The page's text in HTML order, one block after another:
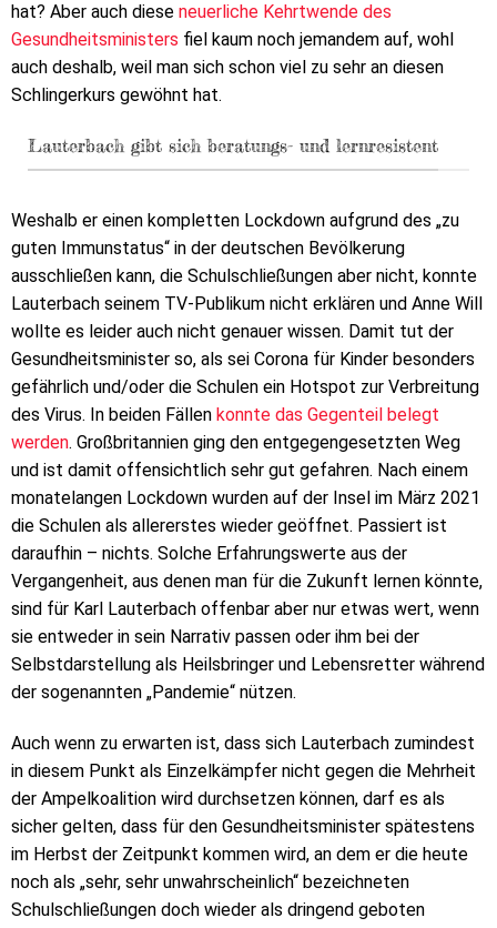
hat? Aber auch diese neuerliche Kehrtwende des
Gesundheitsministers fiel kaum noch jemandem auf, wohl
auch deshalb, weil man sich schon viel zu sehr an diesen
Schlingerkurs gewöhnt hat.
Lauterbach gibt sich beratungs- und lernresistent
Weshalb er einen kompletten Lockdown aufgrund des „zu
guten Immunstatus“ in der deutschen Bevölkerung
ausschließen kann, die Schulschließungen aber nicht, konnte
Lauterbach seinem TV-Publikum nicht erklären und Anne Will
wollte es leider auch nicht genauer wissen. Damit tut der
Gesundheitsminister so, als sei Corona für Kinder besonders
gefährlich und/oder die Schulen ein Hotspot zur Verbreitung
des Virus. In beiden Fällen konnte das Gegenteil belegt
werden. Großbritannien ging den entgegengesetzten Weg
und ist damit offensichtlich sehr gut gefahren. Nach einem
monatelangen Lockdown wurden auf der Insel im März 2021
die Schulen als allererstes wieder geöffnet. Passiert ist
daraufhin – nichts. Solche Erfahrungswerte aus der
Vergangenheit, aus denen man für die Zukunft lernen könnte,
sind für Karl Lauterbach offenbar aber nur etwas wert, wenn
sie entweder in sein Narrativ passen oder ihm bei der
Selbstdarstellung als Heilsbringer und Lebensretter während
der sogenannten „Pandemie“ nützen.
Auch wenn zu erwarten ist, dass sich Lauterbach zumindest
in diesem Punkt als Einzelkämpfer nicht gegen die Mehrheit
der Ampelkoalition wird durchsetzen können, darf es als
sicher gelten, dass für den Gesundheitsminister spätestens
im Herbst der Zeitpunkt kommen wird, an dem er die heute
noch als „sehr, sehr unwahrscheinlich“ bezeichneten
Schulschließungen doch wieder als dringend geboten